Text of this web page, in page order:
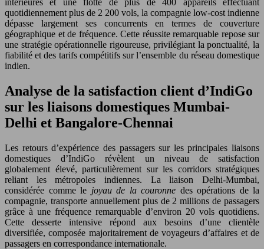
quotidiennement plus de 2 200 vols, la compagnie low-cost indienne
dépasse largement ses concurrents en termes de couverture
géographique et de fréquence. Cette réussite remarquable repose sur
une stratégie opérationnelle rigoureuse, privilégiant la ponctualité, la
fiabilité et des tarifs compétitifs sur l’ensemble du réseau domestique
indien.
Analyse de la satisfaction client d’IndiGo
sur les liaisons domestiques Mumbai-
Delhi et Bangalore-Chennai
Les retours d’expérience des passagers sur les principales liaisons
domestiques d’IndiGo révèlent un niveau de satisfaction
globalement élevé, particulièrement sur les corridors stratégiques
reliant les métropoles indiennes. La liaison Delhi-Mumbai,
considérée comme le joyau de la couronne des opérations de la
compagnie, transporte annuellement plus de 2 millions de passagers
grâce à une fréquence remarquable d’environ 20 vols quotidiens.
Cette desserte intensive répond aux besoins d’une clientèle
diversifiée, composée majoritairement de voyageurs d’affaires et de
passagers en correspondance internationale.